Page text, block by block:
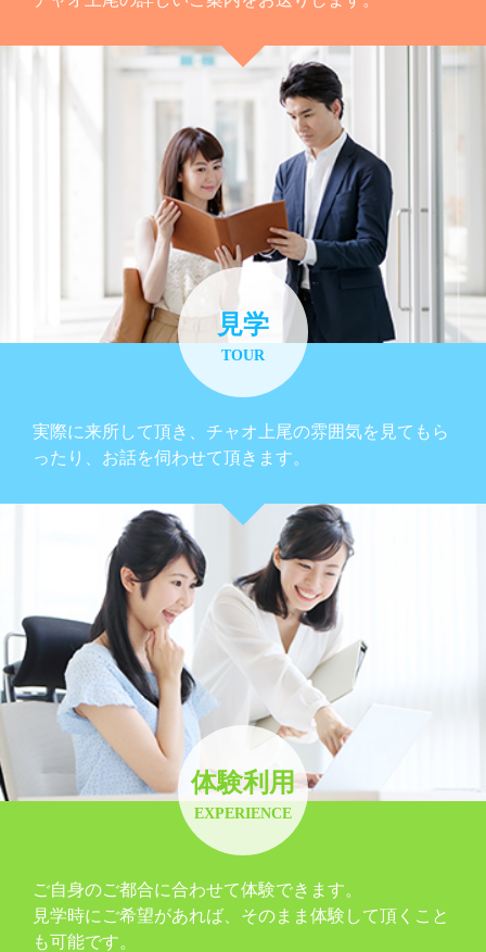
見学
TOUR
実際に来所して頂き、チャオ上尾の雰囲気を見てもら
ったり、お話を伺わせて頂きます。
体験利用
EXPERIENCE
ご自身のご都合に合わせて体験できます。
見学時にご希望があれば、そのまま体験して頂くこと
も可能です。